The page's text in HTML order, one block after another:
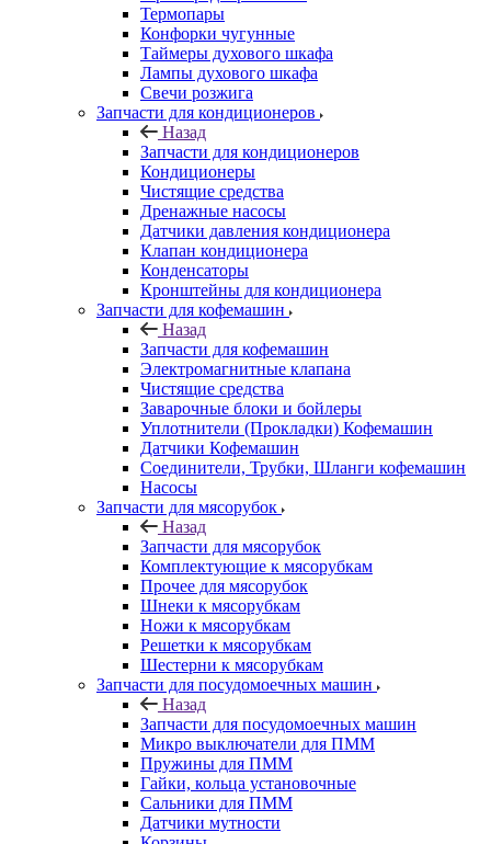
Термопары
Конфорки чугунные
Таймеры духового шкафа
Лампы духового шкафа
Свечи розжига
Запчасти для кондиционеров
Назад
Запчасти для кондиционеров
Кондиционеры
Чистящие средства
Дренажные насосы
Датчики давления кондиционера
Клапан кондиционера
Конденсаторы
Кронштейны для кондиционера
Запчасти для кофемашин
Назад
Запчасти для кофемашин
Электромагнитные клапана
Чистящие средства
Заварочные блоки и бойлеры
Уплотнители (Прокладки) Кофемашин
Датчики Кофемашин
Соединители, Трубки, Шланги кофемашин
Насосы
Запчасти для мясорубок
Назад
Запчасти для мясорубок
Комплектующие к мясорубкам
Прочее для мясорубок
Шнеки к мясорубкам
Ножи к мясорубкам
Решетки к мясорубкам
Шестерни к мясорубкам
Запчасти для посудомоечных машин
Назад
Запчасти для посудомоечных машин
Микро выключатели для ПММ
Пружины для ПММ
Гайки, кольца установочные
Сальники для ПММ
Датчики мутности